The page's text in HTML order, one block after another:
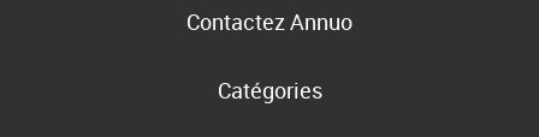
Contactez Annuo
Catégories